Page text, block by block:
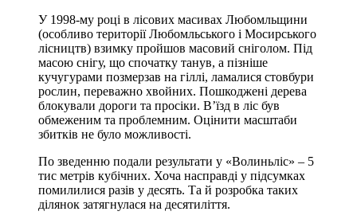
У 1998-му році в лісових масивах Любомльщини
(особливо території Любомльського і Мосирського
лісництв) взимку пройшов масовий сніголом. Під
масою снігу, що спочатку танув, а пізніше
кучугурами позмерзав на гіллі, ламалися стовбури
рослин, переважно хвойних. Пошкоджені дерева
блокували дороги та просіки. В’їзд в ліс був
обмеженим та проблемним. Оцінити масштаби
збитків не було можливості.
По зведенню подали результати у «Волиньліс» – 5
тис метрів кубічних. Хоча насправді у підсумках
помилилися разів у десять. Та й розробка таких
ділянок затягнулася на десятиліття.